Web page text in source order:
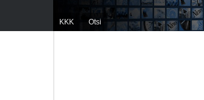
KKK Otsi